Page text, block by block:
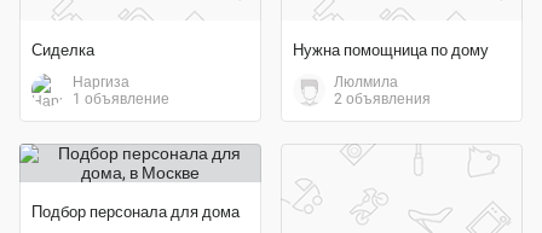
Сиделка
Наргиза
1 объявление
Нужна помощница по дому
Люлмила
2 объявления
Подбор персонала для дома